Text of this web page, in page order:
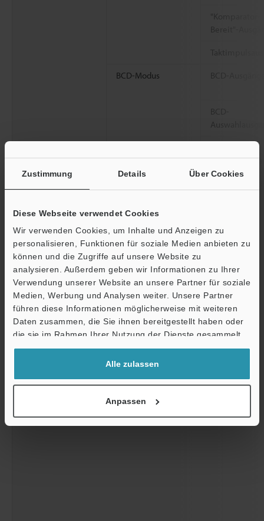
Zustimmung Details Über Cookies
Diese Webseite verwendet Cookies
Wir verwenden Cookies, um Inhalte und Anzeigen zu
personalisieren, Funktionen für soziale Medien anbieten zu
können und die Zugriffe auf unsere Website zu
analysieren. Außerdem geben wir Informationen zu Ihrer
Verwendung unserer Website an unsere Partner für soziale
Medien, Werbung und Analysen weiter. Unsere Partner
führen diese Informationen möglicherweise mit weiteren
Daten zusammen, die Sie ihnen bereitgestellt haben oder
die sie im Rahmen Ihrer Nutzung der Dienste gesammelt
haben.
Alle zulassen
Anpassen
BCD-Modus
Synchroneingang
Reset-Eingang (Zurücksetzen)
Auto-Zero-Eingang
Schnittstelle RS-232C
Videoausgang
Hauptfunktionen
Support